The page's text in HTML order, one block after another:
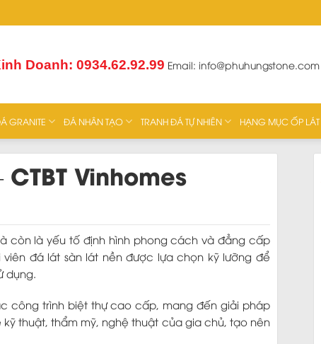
Doanh: 0934.62.92.99 Email: info@phuhungstone.com
GRANITE ĐÁ NHÂN TẠO TRANH ĐÁ TỰ NHIÊN HẠNG MỤC ỐP LÁT
Vinhomes
còn là yếu tố định hình phong cách và đẳng cấp
đá lát sàn lát nền được lựa chọn kỹ lưỡng để
dụng.
công trình biệt thự cao cấp, mang đến giải pháp
thuật, thẩm mỹ, nghệ thuật của gia chủ, tạo nên